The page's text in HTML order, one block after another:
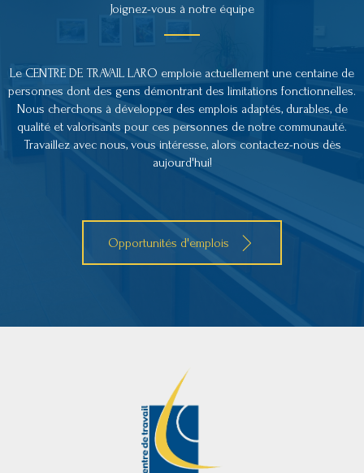
Joignez-vous à notre équipe
Le CENTRE DE TRAVAIL LARO emploie actuellement une centaine de
personnes dont des gens démontrant des limitations fonctionnelles.
Nous cherchons à développer des emplois adaptés, durables, de
qualité et valorisants pour ces personnes de notre communauté.
Travaillez avec nous, vous intéresse, alors contactez-nous dès
aujourd'hui!
Opportunités d'emplois